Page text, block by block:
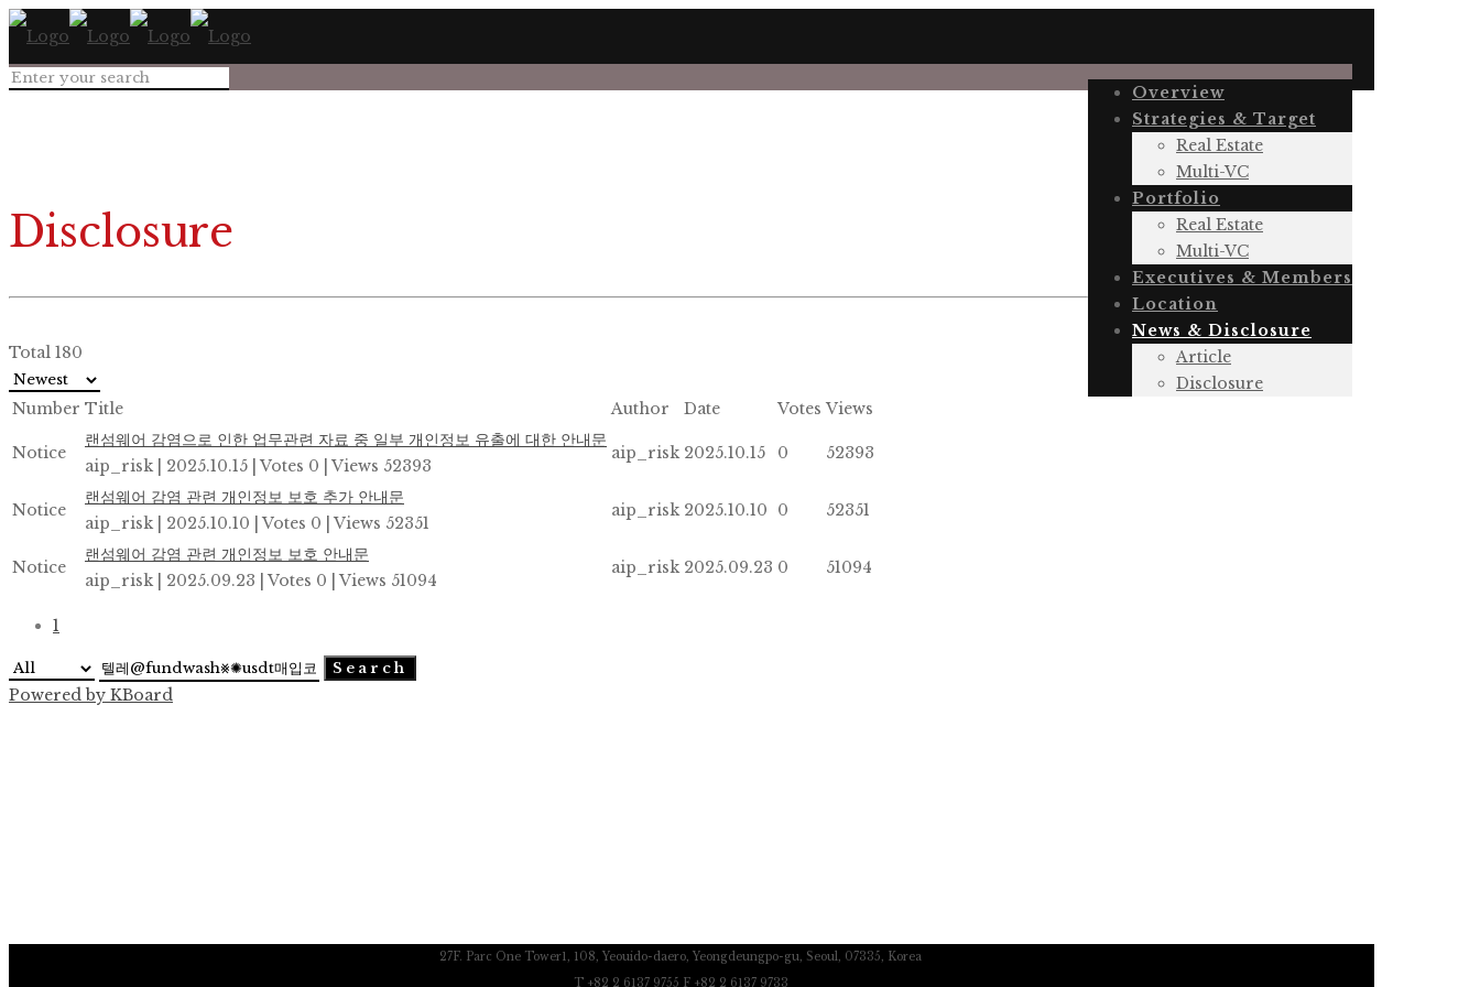
Overview
Strategies & Target
Real Estate
Multi-VC
Portfolio
Real Estate
Multi-VC
Executives & Members
Location
News & Disclosure
Article
Disclosure
Disclosure
Total 180
Number Title Author Date Votes Views
Notice
랜섬웨어 감염으로 인한 업무관련 자료 중 일부 개인정보 유출에 대한 안내문
aip_risk
2025.10.15 Votes 0 Views 52393
aip_risk 2025.10.15 0 52393
Notice
랜섬웨어 감염 관련 개인정보 보호 추가 안내문
aip_risk
2025.10.10 Votes 0 Views 52351
aip_risk 2025.10.10 0 52351
Notice
랜섬웨어 감염 관련 개인정보 보호 안내문
aip_risk
2025.09.23 Votes 0 Views 51094
aip_risk 2025.09.23 0 51094
1
Search
Powered by KBoard
27F. Parc One Tower1, 108, Yeouido-daero, Yeongdeungpo-gu, Seoul, 07335, Korea
T +82 2 6137 9755 F +82 2 6137 9733